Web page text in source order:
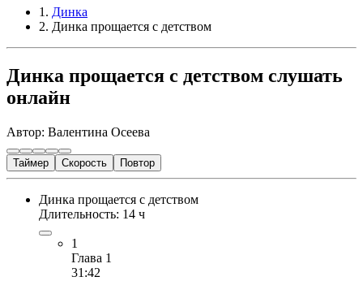
1. Динка
2. Динка прощается с детством
Динка прощается с детством слушать
онлайн
Автор: Валентина Осеева
Таймер Скорость Повтор
Динка прощается с детством
Длительность: 14 ч
1
Глава 1
31:42